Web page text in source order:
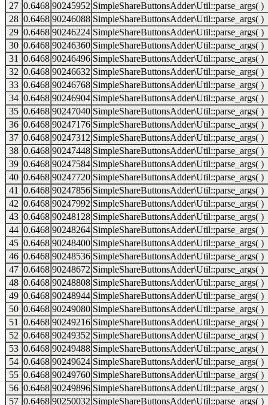
27 0.6468 90245952 SimpleShareButtonsAdder\Util::parse_args( )
28 0.6468 90246088 SimpleShareButtonsAdder\Util::parse_args( )
29 0.6468 90246224 SimpleShareButtonsAdder\Util::parse_args( )
30 0.6468 90246360 SimpleShareButtonsAdder\Util::parse_args( )
31
0.6468 90246496 SimpleShareButtonsAdder\Util::parse_args( )
32 0.6468 90246632 SimpleShareButtonsAdder\Util::parse_args( )
33 0.6468 90246768 SimpleShareButtonsAdder\Util::parse_args( )
34 0.6468 90246904 SimpleShareButtonsAdder\Util::parse_args( )
35 0.6468 90247040 SimpleShareButtonsAdder\Util::parse_args( )
36 0.6468 90247176 SimpleShareButtonsAdder\Util::parse_args( )
37 0.6468 90247312 SimpleShareButtonsAdder\Util::parse_args( )
38 0.6468 90247448 SimpleShareButtonsAdder\Util::parse_args( )
39 0.6468 90247584 SimpleShareButtonsAdder\Util::parse_args( )
40 0.6468 90247720 SimpleShareButtonsAdder\Util::parse_args( )
41
0.6468 90247856 SimpleShareButtonsAdder\Util::parse_args( )
42 0.6468 90247992 SimpleShareButtonsAdder\Util::parse_args( )
43 0.6468 90248128 SimpleShareButtonsAdder\Util::parse_args( )
44 0.6468 90248264 SimpleShareButtonsAdder\Util::parse_args( )
45 0.6468 90248400 SimpleShareButtonsAdder\Util::parse_args( )
46 0.6468 90248536 SimpleShareButtonsAdder\Util::parse_args( )
47 0.6468 90248672 SimpleShareButtonsAdder\Util::parse_args( )
48 0.6468 90248808 SimpleShareButtonsAdder\Util::parse_args( )
49 0.6468 90248944 SimpleShareButtonsAdder\Util::parse_args( )
50 0.6468 90249080 SimpleShareButtonsAdder\Util::parse_args( )
51
0.6468 90249216 SimpleShareButtonsAdder\Util::parse_args( )
52 0.6468 90249352 SimpleShareButtonsAdder\Util::parse_args( )
53 0.6468 90249488 SimpleShareButtonsAdder\Util::parse_args( )
54 0.6468 90249624 SimpleShareButtonsAdder\Util::parse_args( )
55 0.6468 90249760 SimpleShareButtonsAdder\Util::parse_args( )
56 0.6468 90249896 SimpleShareButtonsAdder\Util::parse_args( )
57 0.6468 90250032 SimpleShareButtonsAdder\Util::parse_args( )